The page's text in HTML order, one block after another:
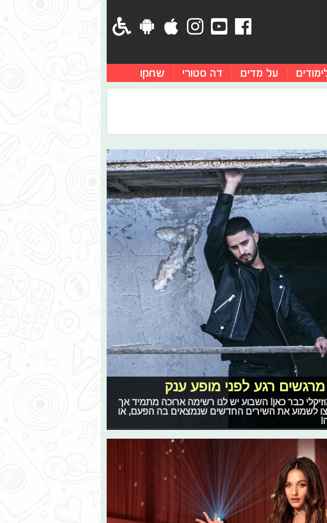
על מדים דה סטורי שחקו
מרגשים רגע לפני מופע ענק
כבר כאן! השבוע יש לנו רשימה ארוכה מתמיד אך
לשמוע את השירים החדשים שנמצאים בה הפעם, או